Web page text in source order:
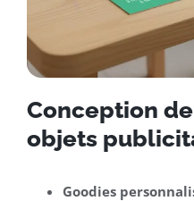
Conception
objets
Goodies